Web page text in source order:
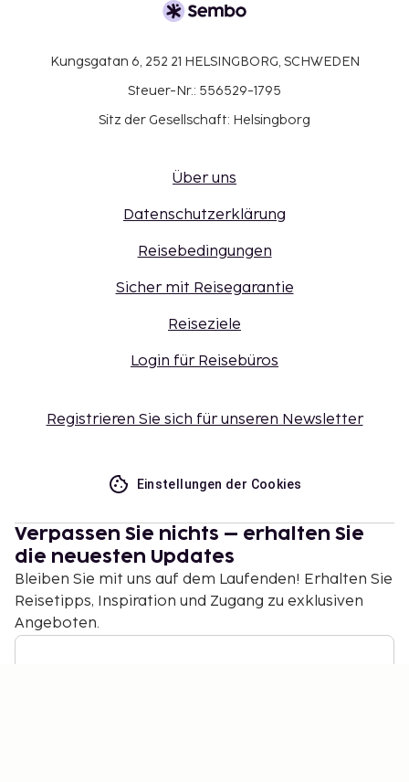
Kungsgatan 6, 252 21 HELSINGBORG, SCHWEDEN
Steuer-Nr.: 556529-1795
Sitz der Gesellschaft: Helsingborg
Über uns
Datenschutzerklärung
Reisebedingungen
Sicher mit Reisegarantie
Reiseziele
Login für Reisebüros
Registrieren Sie sich für unseren Newsletter
Einstellungen der Cookies
Verpassen Sie nichts – erhalten Sie
die neuesten Updates
Bleiben Sie mit uns auf dem Laufenden! Erhalten Sie
Reisetipps, Inspiration und Zugang zu exklusiven
Angeboten.